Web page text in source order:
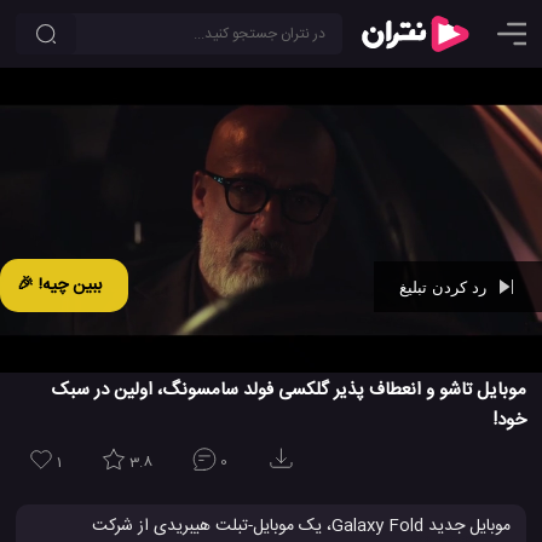
ببین چیه! 🎉
موبایل تاشو و انعطاف پذیر گلکسی فولد سامسونگ، اولین در سبک
خود!
1 3.8 0
موبایل جدید Galaxy Fold، یک موبایل-تبلت هیبریدی از شرکت